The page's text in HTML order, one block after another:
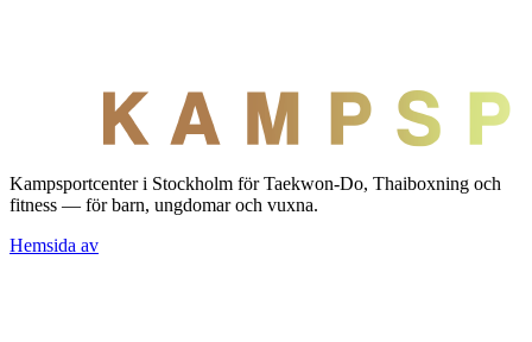
Kampsportcenter i Stockholm för Taekwon-Do, Thaiboxning och
fitness — för barn, ungdomar och vuxna.
Hemsida av